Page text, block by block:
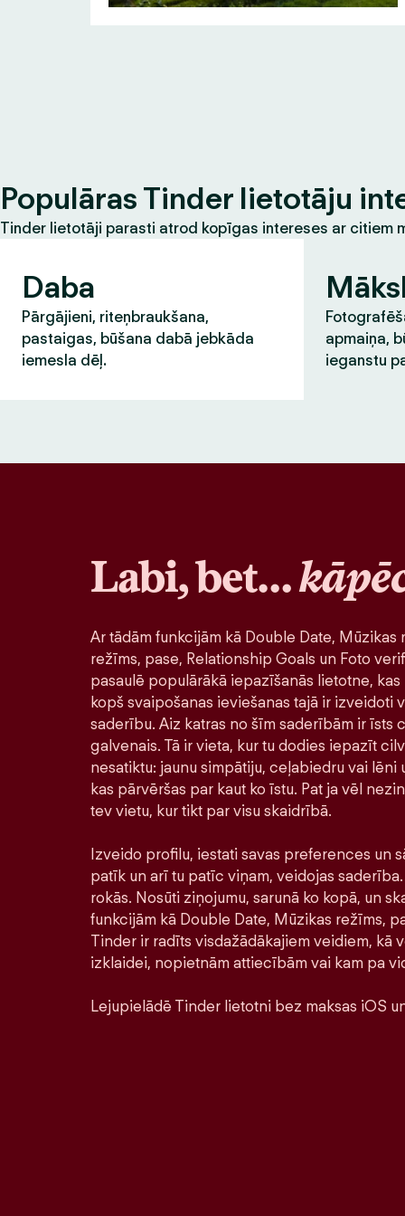
Populāras Tinder lietotāju
Tinder lietotāji parasti atrod kopīgas intereses ar citiem
Daba
Pārgājieni, riteņbraukšana,
pastaigas, būšana dabā jebkāda
iemesla dēļ.
apmaiņa,
ieganstu
Labi, bet…
Ar tādām funkcijām kā Double Date, Mūzikas
režīms, pase, Relationship Goals un Foto
pasaulē populārākā iepazīšanās lietotne,
kopš svaipošanas ieviešanas tajā ir izveidoti
saderību. Aiz katras no šīm saderībām ir īsts
galvenais. Tā ir vieta, kur tu dodies iepazīt
nesatiktu: jaunu simpātiju, ceļabiedru vai
kas pārvēršas par kaut ko īstu. Pat ja vēl
tev vietu, kur tikt par visu skaidrībā.
Izveido profilu, iestati savas preferences un
patīk un arī tu patīc viņam, veidojas
rokās. Nosūti ziņojumu, sarunā ko kopā, un
funkcijām kā Double Date, Mūzikas režīms,
Tinder ir radīts visdažādākajiem veidiem, kā
izklaidei, nopietnām attiecībām vai kam pa
Lejupielādē Tinder lietotni bez maksas iOS